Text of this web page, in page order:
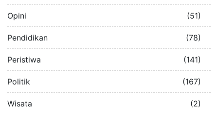
Opini (51)
Pendidikan (78)
Peristiwa (141)
Politik (167)
Wisata (2)